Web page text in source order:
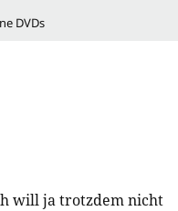
DVDs
will ja trotzdem nicht